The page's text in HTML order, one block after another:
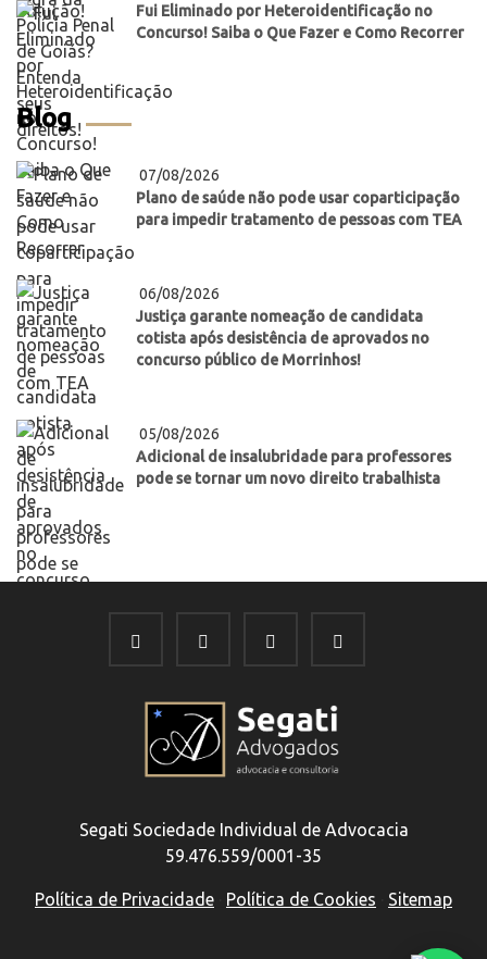
Fui Eliminado por Heteroidentificação no
Concurso! Saiba o Que Fazer e Como Recorrer
Blog
07/08/2026
Plano de saúde não pode usar coparticipação
para impedir tratamento de pessoas com TEA
06/08/2026
Justiça garante nomeação de candidata
cotista após desistência de aprovados no
concurso público de Morrinhos!
05/08/2026
Adicional de insalubridade para professores
pode se tornar um novo direito trabalhista
Segati Sociedade Individual de Advocacia
59.476.559/0001-35
Política de Privacidade Política de Cookies Sitemap